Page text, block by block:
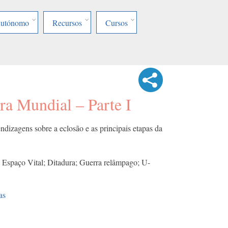
Recursos Cursos
Mundial – Parte I
sobre a eclosão e as principais etapas da
Vital; Ditadura; Guerra relâmpago; U-